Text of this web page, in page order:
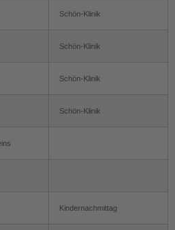
Schön-Klinik
Schön-Klinik
Schön-Klinik
Schön-Klinik
Kindernachmittag